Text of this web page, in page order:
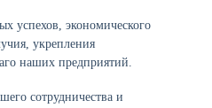
успехов, экономического
укрепления
наших предприятий.
сотрудничества и